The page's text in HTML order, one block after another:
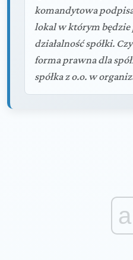
komandytowa
lokal w którym
działalność spółki.
forma prawna dla
spółka z o.o. w